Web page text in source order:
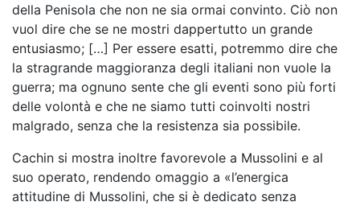
della Penisola che non ne sia ormai convinto. Ciò non
vuol dire che se ne mostri dappertutto un grande
entusiasmo; […] Per essere esatti, potremmo dire che
la stragrande maggioranza degli italiani non vuole la
guerra; ma ognuno sente che gli eventi sono più forti
delle volontà e che ne siamo tutti coinvolti nostri
malgrado, senza che la resistenza sia possibile.
Cachin si mostra inoltre favorevole a Mussolini e al
suo operato, rendendo omaggio a «l’energica
attitudine di Mussolini, che si è dedicato senza